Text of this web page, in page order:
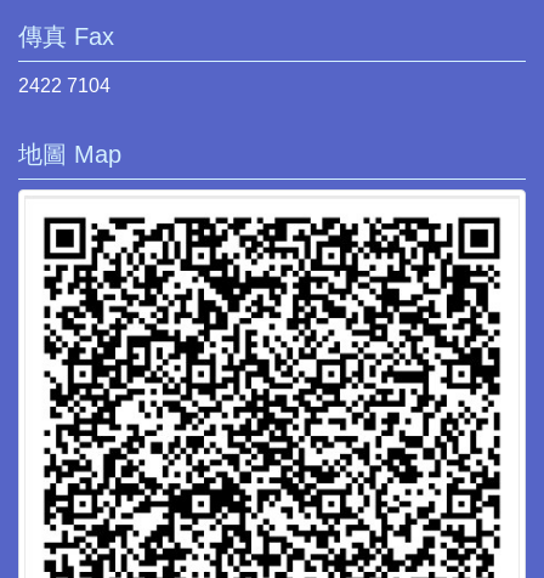
傳真 Fax
2422 7104
地圖 Map